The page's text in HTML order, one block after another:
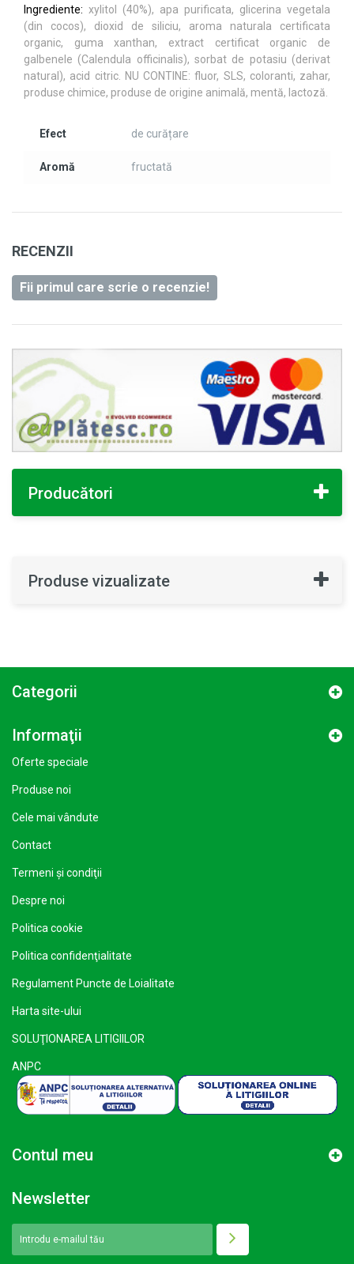
Ingrediente: xylitol (40%), apa purificata, glicerina vegetala
(din cocos), dioxid de siliciu, aroma naturala certificata
organic, guma xanthan, extract certificat organic de
galbenele (Calendula officinalis), sorbat de potasiu (derivat
natural), acid citric. NU CONTINE: fluor, SLS, coloranti, zahar,
produse chimice, produse de origine animală, mentă, lactoză.
Efect de curățare
Aromă fructată
RECENZII
Fii primul care scrie o recenzie!
Producători
Produse vizualizate
Categorii
Informaţii
Oferte speciale
Produse noi
Cele mai vândute
Contact
Termeni şi condiţii
Despre noi
Politica cookie
Politica confidenţialitate
Regulament Puncte de Loialitate
Harta site-ului
SOLUŢIONAREA LITIGIILOR
ANPC
Contul meu
Newsletter